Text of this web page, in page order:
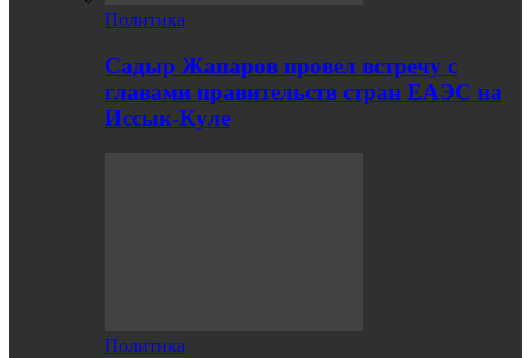
Политика
Садыр Жапаров провел встречу с
главами правительств стран ЕАЭС на
Иссык-Куле
Политика